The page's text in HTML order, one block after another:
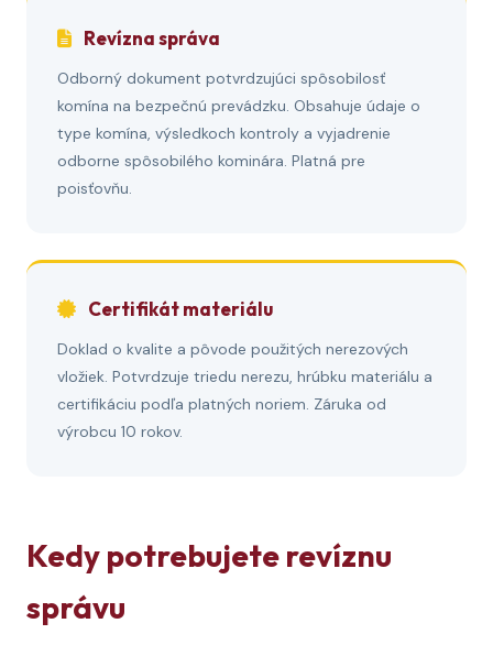
Revízna správa
Odborný dokument potvrdzujúci spôsobilosť
komína na bezpečnú prevádzku. Obsahuje údaje o
type komína, výsledkoch kontroly a vyjadrenie
odborne spôsobilého kominára. Platná pre
poisťovňu.
Certifikát materiálu
Doklad o kvalite a pôvode použitých nerezových
vložiek. Potvrdzuje triedu nerezu, hrúbku materiálu a
certifikáciu podľa platných noriem. Záruka od
výrobcu 10 rokov.
Kedy potrebujete revíznu
správu